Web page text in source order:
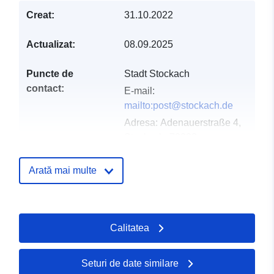
Creat: 31.10.2022
Actualizat: 08.09.2025
Puncte de
contact:
Stadt Stockach
E-mail:
mailto:post@stockach.de
Adresa: Adenauerstraße 4,
Registru catalog: Adăugat la data.europa.eu: 21
2026
Informații actualizate la data
02 August 2026
Arată mai multe
Calitatea
Seturi de date similare